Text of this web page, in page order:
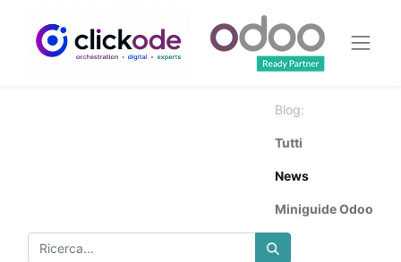
Blog:
Tutti
News
Miniguide Odoo